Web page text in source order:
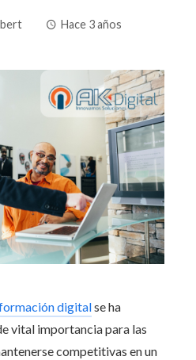
Hace 3 años
digitalse ha
vital importancia para las
competitivas en un